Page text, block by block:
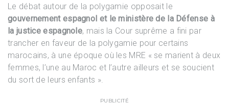
Le débat autour de la polygamie opposait le
gouvernement espagnol et le ministère de la Défense à
la justice espagnole, mais la Cour suprême a fini par
trancher en faveur de la polygamie pour certains
marocains, à une époque où les MRE « se marient à deux
femmes, l’une au Maroc et l’autre ailleurs et se soucient
du sort de leurs enfants ».
PUBLICITÉ